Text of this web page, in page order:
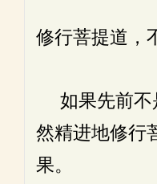
修行菩提道，
如果先前不
然精进地修行
果。